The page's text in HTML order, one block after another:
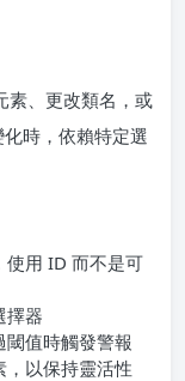
、更改類名，或
時，依賴特定選
使用 ID 而不是可
擇器
值時觸發警報
以保持靈活性